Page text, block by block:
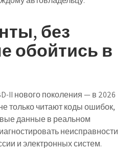
без
обойтись в
II нового поколения— в 2026
только читают коды ошибок,
данные в реальном
неисправности
и электронных систем.